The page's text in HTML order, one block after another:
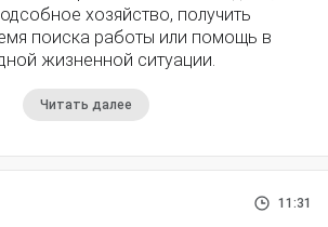
хозяйство, получить
поиска работы или помощь в
жизненной ситуации.
Читать далее
11:31